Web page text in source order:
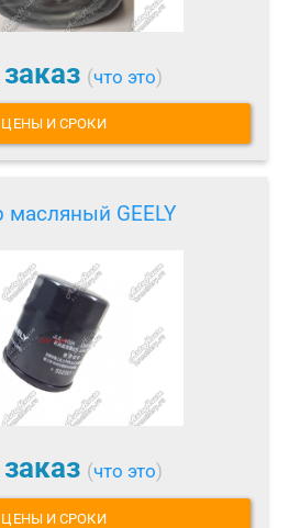
(что это)
ЦЕНЫ И СРОКИ
масляный GEELY
(что это)
ЦЕНЫ И СРОКИ